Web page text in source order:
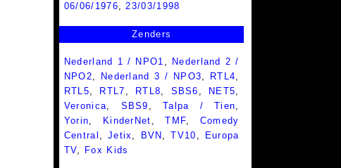
06/06/1976,23/03/1998
Zenders
Nederland 1 / NPO1
Nederland 2 /
NPO2
Nederland 3 / NPO3 RTL4
RTL5
RTL7 RTL8 SBS6 NET5
Veronica
SBS9 ,Talpa / Tien
Yorin
KinderNet ,TMF
Comedy
Central
Jetix BVN ,TV10
Europa
TV
Fox Kids